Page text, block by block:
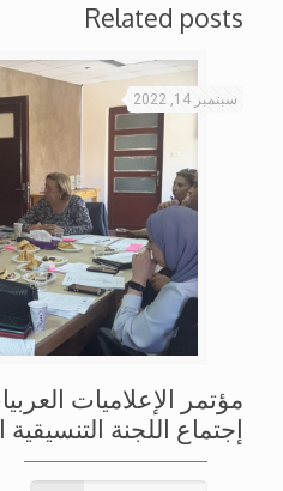
Related posts
سبتمبر 14, 2022
مؤتمر الإعلاميات
إجتماع اللجنة التنسيقية